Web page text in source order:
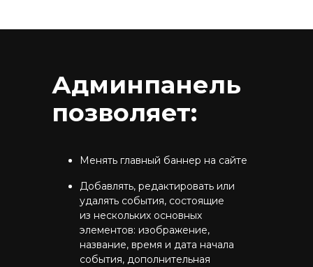
Админпанель
позволяет:
Менять главный баннер на сайте
Добавлять, редактировать или
удалять события, состоящие
из нескольких основных
элементов: изображение,
название, время и дата начала
события, дополнительная